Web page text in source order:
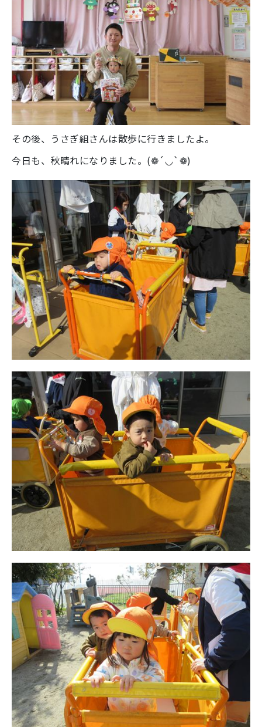
その後、うさぎ組さんは散歩に行きましたよ。
今日も、秋晴れになりました。(❁´◡`❁)